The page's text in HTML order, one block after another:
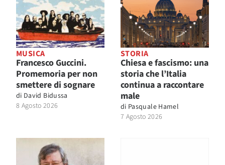
MUSICA
Francesco Guccini.
Promemoria per non
smettere di sognare
di David Bidussa
8 Agosto 2026
STORIA
Chiesa e fascismo: una
storia che l’Italia
continua a raccontare
male
di Pasquale Hamel
7 Agosto 2026